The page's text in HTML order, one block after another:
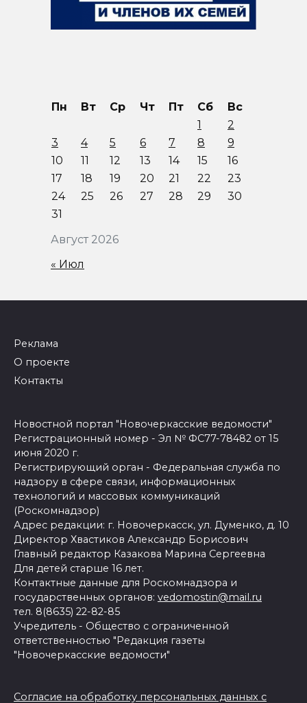
Август 2026
Пн Вт Ср Чт Пт Сб
Вс
1
2
3
4 5 6 7 8
9
10
11 12 13 14 15
16
17
18 19 20 21 22
23
24
25 26 27 28 29
30
31
« Июл
Реклама
О проекте
Контакты
Новостной портал "Новочеркасские ведомости"
Регистрационный номер - Эл № ФС77-78482 от 15
июня 2020 г.
Регистрирующий орган - Федеральная служба по
надзору в сфере связи, информационных
технологий и массовых коммуникаций
(Роскомнадзор)
Адрес редакции: г. Новочеркасск, ул. Думенко, д. 10
Директор Хвастиков Александр Борисович
Главный редактор Казакова Марина Сергеевна
Для детей старше 16 лет.
Контактные данные для Роскомнадзора и
государственных органов: vedomostin@mail.ru
тел. 8(8635) 22-82-85
Учредитель - Общество с ограниченной
ответственностью "Редакция газеты
"Новочеркасские ведомости"
Согласие на обработку персональных данных с